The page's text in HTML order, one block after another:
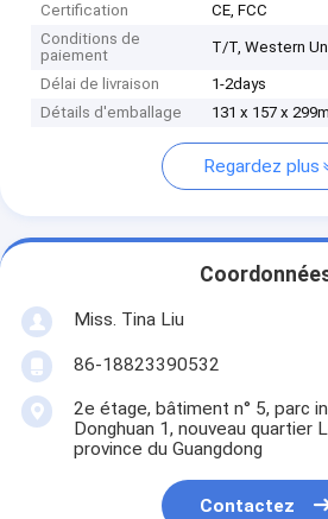
Certification
CE, FCC
Conditions de
paiement
T/T, Western
Délai de livraison
1-2days
Détails d'emballage
131 x 157 x
Regardez plus
Miss. Tina Liu
86-18823390532
2e étage, bâtiment n° 5, parc
Donghuan 1, nouveau quartier
province du Guangdong
Contactez